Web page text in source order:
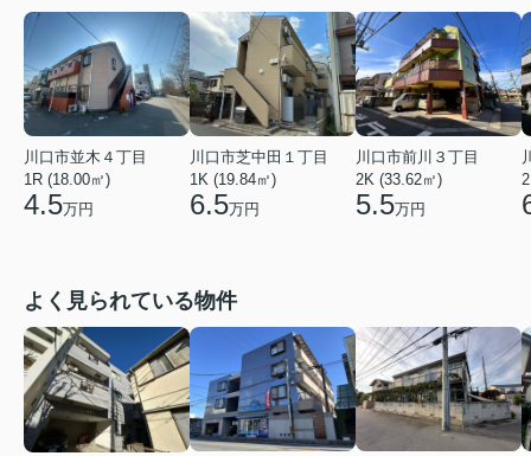
川口市並木４丁目
1R (18.00㎡)
4.5万円
川口市芝中田１丁目
1K (19.84㎡)
6.5万円
川口市前川３丁目
2K (33.62㎡)
5.5万円
よく見られている物件